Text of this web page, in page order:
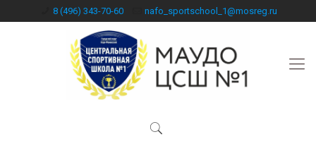
8 (496) 343-70-60 nafo_sportschool_1@mosreg.ru